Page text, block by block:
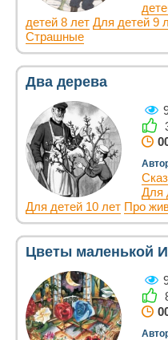
детей 8 лет Для детей 9
Страшные
Два дерева
Для
Для детей 10 лет Про
Цветы маленькой